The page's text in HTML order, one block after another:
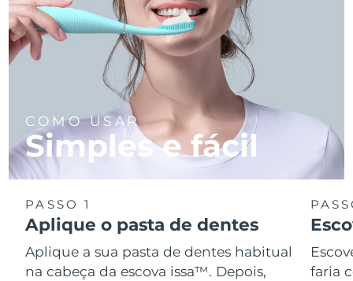
COMO USAR
Simples e fácil
PASSO 1
Aplique o pasta de dentes
Aplique a sua pasta de dentes habitual
na cabeça da escova issa™. Depois,
faria